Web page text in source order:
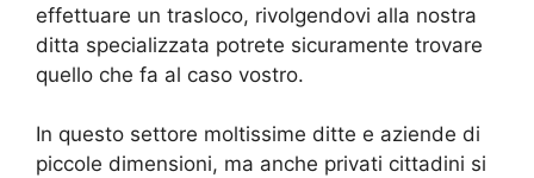
effettuare un trasloco, rivolgendovi alla nostra
ditta specializzata potrete sicuramente trovare
quello che fa al caso vostro.
In questo settore moltissime ditte e aziende di
piccole dimensioni, ma anche privati cittadini si